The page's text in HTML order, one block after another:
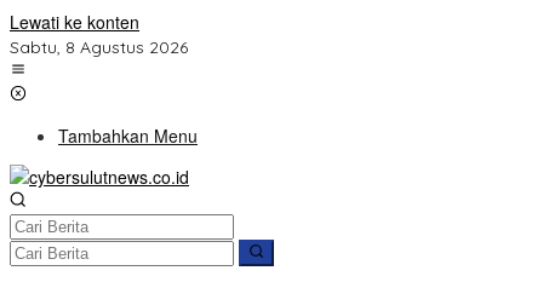
Lewati ke konten
Sabtu, 8 Agustus 2026
Tambahkan Menu